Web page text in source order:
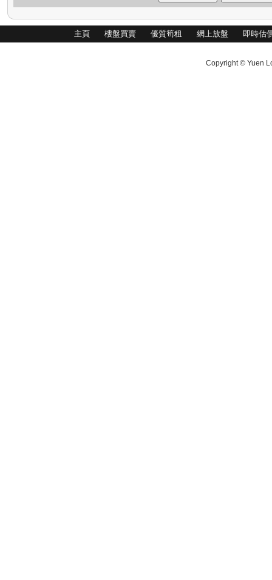
主頁 樓盤買賣 優質筍租 網上放盤 即時估
Copyright © Yuen